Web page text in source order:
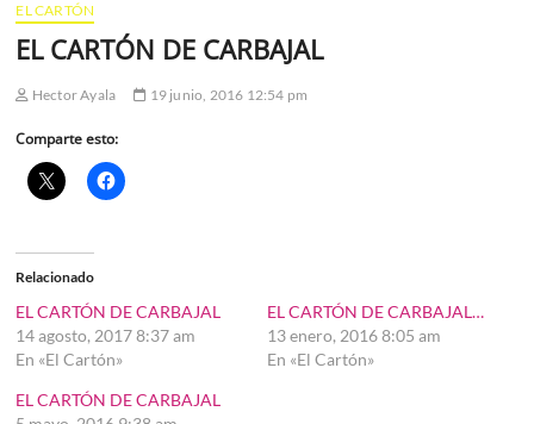
EL CARTÓN
EL CARTÓN DE CARBAJAL
Hector Ayala 19 junio, 2016 12:54 pm
Comparte esto:
Relacionado
EL CARTÓN DE CARBAJAL
14 agosto, 2017 8:37 am
En «El Cartón»
EL CARTÓN DE CARBAJAL…
13 enero, 2016 8:05 am
En «El Cartón»
EL CARTÓN DE CARBAJAL